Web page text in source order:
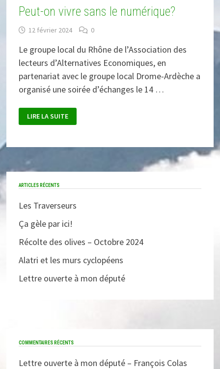
Peut-on vivre sans le numérique?
12 février 2024 0
Le groupe local du Rhône de l’Association des
lecteurs d’Alternatives Economiques, en
partenariat avec le groupe local Drome-Ardèche a
organisé une soirée d’échanges le 14 …
PEUT-
ON
VIVRE
NUMÉRIQUE?
LIRE LA SUITE
ARTICLES RÉCENTS
Les Traverseurs
Ça gèle par ici!
Récolte des olives – Octobre 2024
Alatri et les murs cyclopéens
Lettre ouverte à mon député
COMMENTAIRES RÉCENTS
Lettre ouverte à mon député – François Colas